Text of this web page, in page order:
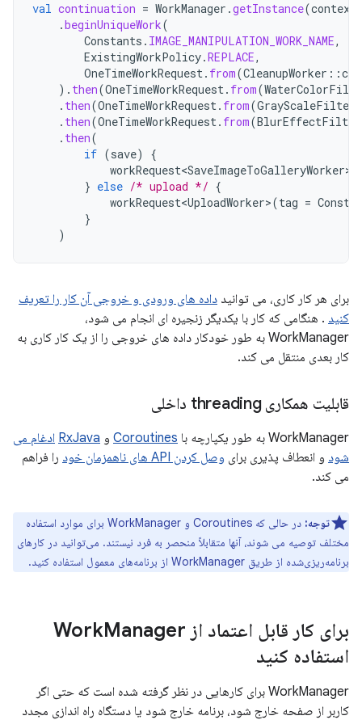
val continuation = WorkManager .getInstance(context
.beginUniqueWork(
Constants . IMAGE_MANIPULATION_WORK_NAME,
ExistingWorkPolicy.REPLACE,
OneTimeWorkRequest. from(CleanupWorker ::
). then(OneTimeWorkRequest. from(
. then(OneTimeWorkRequest. from(
. then(OneTimeWorkRequest. from(
. then(
if (save)
{
workRequest<SaveImageToGalleryWorker>
} else /* upload */ {
workRequest<UploadWorker>(tag =
}
)
برای هر کار کاری، می توانید داده های ورودی و خروجی آن کار را تعریف
کنید . هنگامی که کار با یکدیگر زنجیره ای انجام می شود،
WorkManager به طور خودکار داده های خروجی را از یک کار کاری به
کار بعدی منتقل می کند.
قابلیت همکاری threading داخلی
WorkManager به طور یکپارچه با Coroutines و RxJava ادغام می
شود و انعطاف پذیری برای وصل کردن API های ناهمزمان خود
را فراهم
می کند.
توجه:
در حالی که Coroutines و WorkManager برای موارد استفاده
مختلف توصیه می شوند، آنها متقابلاً منحصر به فرد نیستند. می‌توانید در کارهای
برنامه‌ریزی‌شده از طریق WorkManager از برنامه‌های معمول استفاده کنید.
برای کار قابل اعتماد از Work Manager
استفاده کنید
WorkManager برای کارهایی در نظر گرفته شده است که حتی اگر
کاربر از صفحه خارج شود، برنامه خارج شود یا دستگاه راه اندازی مجدد